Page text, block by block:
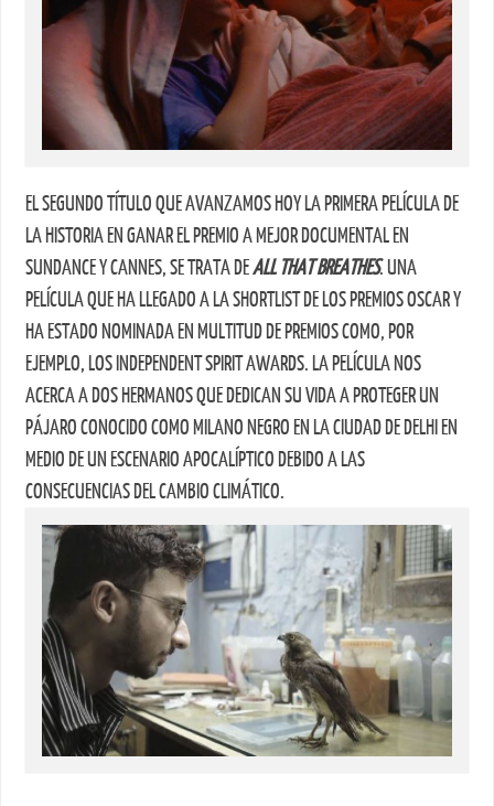
EL SEGUNDO TÍTULO QUE AVANZAMOS HOY LA PRIMERA PELÍCULA DE
LA HISTORIA EN GANAR EL PREMIO A MEJOR DOCUMENTAL EN
SUNDANCE Y CANNES, SE TRATA DEALL THAT BREATHES. UNA
PELÍCULA QUE HA LLEGADO A LA SHORTLIST DE LOS PREMIOS OSCAR Y
HA ESTADO NOMINADA EN MULTITUD DE PREMIOS COMO, POR
EJEMPLO, LOS INDEPENDENT SPIRIT AWARDS. LA PELÍCULA NOS
ACERCA A DOS HERMANOS QUE DEDICAN SU VIDA A PROTEGER UN
PÁJARO CONOCIDO COMO MILANO NEGRO EN LA CIUDAD DE DELHI EN
MEDIO DE UN ESCENARIO APOCALÍPTICO DEBIDO A LAS
CONSECUENCIAS DEL CAMBIO CLIMÁTICO.